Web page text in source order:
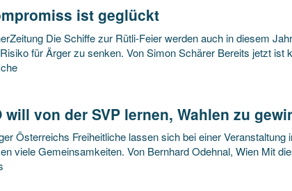
ist geglückt
Die Schiffe zur Rütli-Feier werden auch in diesem
für Ärger zu senken. Von Simon Schärer Bereits jetzt ist
will von der SVP lernen, Wahlen zu
Österreichs Freiheitliche lassen sich bei einer Veranstaltung
viele Gemeinsamkeiten. Von Bernhard Odehnal, Wien Mit